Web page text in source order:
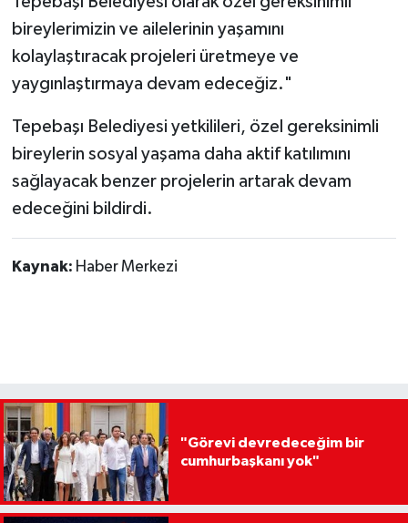
bireylerimizin ve ailelerinin yaşamını
kolaylaştıracak projeleri üretmeye ve
yaygınlaştırmaya devam edeceğiz."
Tepebaşı Belediyesi yetkilileri, özel gereksinimli
bireylerin sosyal yaşama daha aktif katılımını
sağlayacak benzer projelerin artarak devam
edeceğini bildirdi.
Kaynak: Haber Merkezi
"Görevi devredeceğim bir
cumhurbaşkanı yok"